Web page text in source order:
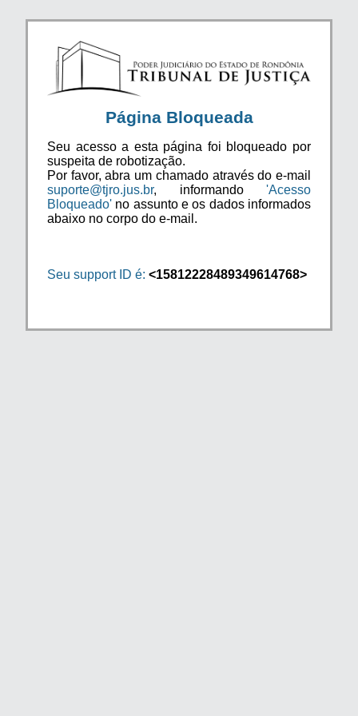
Página Bloqueada
Seu acesso a esta página foi bloqueado por
suspeita de robotização.
Por favor, abra um chamado através do e-mail
suporte@tjro.jus.br, informando 'Acesso
Bloqueado' no assunto e os dados informados
abaixo no corpo do e-mail.
Seu support ID é: <15812228489349614768>